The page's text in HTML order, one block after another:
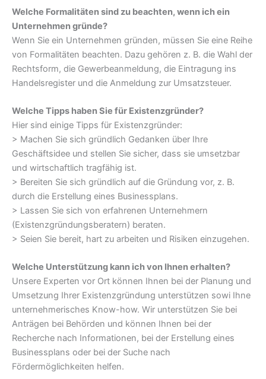
Welche Formalitäten sind zu beachten, wenn ich ein
Unternehmen gründe?
Wenn Sie ein Unternehmen gründen, müssen Sie eine Reihe
von Formalitäten beachten. Dazu gehören z. B. die Wahl der
Rechtsform, die Gewerbeanmeldung, die Eintragung ins
Handelsregister und die Anmeldung zur Umsatzsteuer.
Welche Tipps haben Sie für Existenzgründer?
Hier sind einige Tipps für Existenzgründer:
> Machen Sie sich gründlich Gedanken über Ihre
Geschäftsidee und stellen Sie sicher, dass sie umsetzbar
und wirtschaftlich tragfähig ist.
> Bereiten Sie sich gründlich auf die Gründung vor, z. B.
durch die Erstellung eines Businessplans.
> Lassen Sie sich von erfahrenen Unternehmern
(Existenzgründungsberatern) beraten.
> Seien Sie bereit, hart zu arbeiten und Risiken einzugehen.
Welche Unterstützung kann ich von Ihnen erhalten?
Unsere Experten vor Ort können Ihnen bei der Planung und
Umsetzung Ihrer Existenzgründung unterstützen sowi Ihne
unternehmerisches Know-how. Wir unterstützen Sie bei
Anträgen bei Behörden und können Ihnen bei der
Recherche nach Informationen, bei der Erstellung eines
Businessplans oder bei der Suche nach
Fördermöglichkeiten helfen.